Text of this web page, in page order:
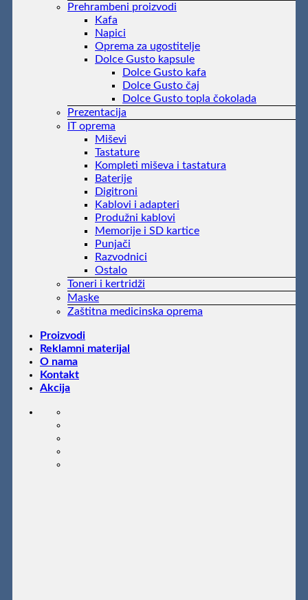
Prehrambeni proizvodi
Kafa
Napici
Oprema za ugostitelje
Dolce Gusto kapsule
Dolce Gusto kafa
Dolce Gusto čaj
Dolce Gusto topla čokolada
Prezentacija
IT oprema
Miševi
Tastature
Kompleti miševa i tastatura
Baterije
Digitroni
Kablovi i adapteri
Produžni kablovi
Memorije i SD kartice
Punjači
Razvodnici
Ostalo
Toneri i kertridži
Maske
Zaštitna medicinska oprema
Proizvodi
Reklamni materijal
O nama
Kontakt
Akcija